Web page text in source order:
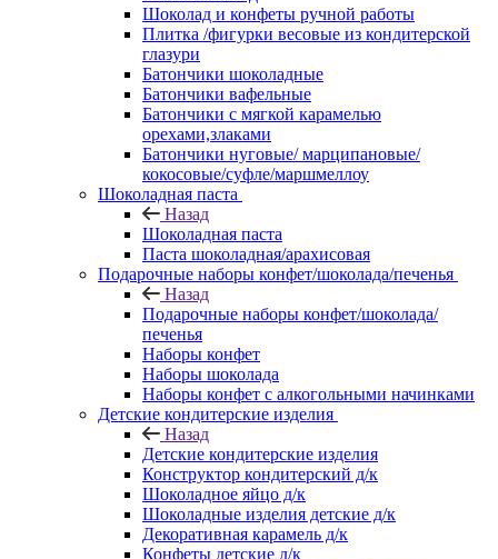
Шоколад и конфеты ручной работы
Плитка /фигурки весовые из кондитерской
глазури
Батончики шоколадные
Батончики вафельные
Батончики с мягкой карамелью
орехами,злаками
Батончики нуговые/ марципановые/
кокосовые/суфле/маршмеллоу
Шоколадная паста
Назад
Шоколадная паста
Паста шоколадная/арахисовая
Подарочные наборы конфет/шоколада/печенья
Назад
Подарочные наборы конфет/шоколада/
печенья
Наборы конфет
Наборы шоколада
Наборы конфет с алкогольными начинками
Детские кондитерские изделия
Назад
Детские кондитерские изделия
Конструктор кондитерский д/к
Шоколадное яйцо д/к
Шоколадные изделия детские д/к
Декоративная карамель д/к
Конфеты детские д/к